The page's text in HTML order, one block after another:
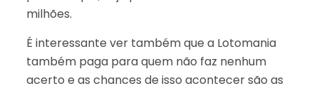
milhões.
É interessante ver também que a Lotomania
também paga para quem não faz nenhum
acerto e as chances de isso acontecer são as